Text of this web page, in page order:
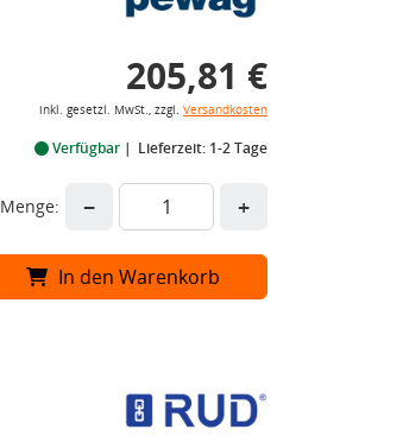
205,81 €
inkl. gesetzl. MwSt., zzgl. Versandkosten
Verfügbar Lieferzeit: 1-2 Tage
Menge: − +
In den Warenkorb